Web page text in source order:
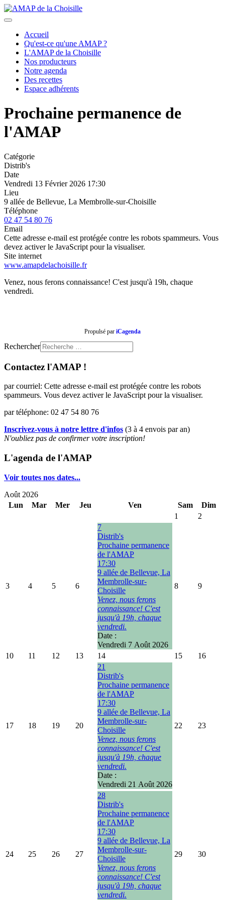
Accueil
Qu'est-ce qu'une AMAP ?
L'AMAP de la Choisille
Nos producteurs
Notre agenda
Des recettes
Espace adhérents
Prochaine permanence de
l'AMAP
Catégorie
Distrib's
Date
Vendredi 13 Février 2026 17:30
Lieu
9 allée de Bellevue, La Membrolle-sur-Choisille
Téléphone
02 47 54 80 76
Email
Cette adresse e-mail est protégée contre les robots spammeurs. Vous
devez activer le JavaScript pour la visualiser.
Site internet
www.amapdelachoisille.fr
Venez, nous ferons connaissance! C'est jusqu'à 19h, chaque
vendredi.
Propulsé par iCagenda
Rechercher
Contactez l'AMAP !
par courriel: Cette adresse e-mail est protégée contre les robots
spammeurs. Vous devez activer le JavaScript pour la visualiser.
par téléphone: 02 47 54 80 76
Inscrivez-vous à notre lettre d'infos (3 à 4 envois par an)
N'oubliez pas de confirmer votre inscription!
L'agenda de l'AMAP
Voir toutes nos dates...
précédent
suivant
Août 2026
Lun
Mar Mer Jeu Ven Sam
Dim
1
2
3 4 5 6
7
Distrib's
Prochaine permanence
de l'AMAP
17:30
9 allée de Bellevue, La
Membrolle-sur-
Choisille
Venez, nous ferons
connaissance! C'est
jusqu'à 19h, chaque
vendredi.
Date :
Vendredi 7 Août 2026
8 9
10 11 12 13 14 15 16
17 18 19 20
21
Distrib's
Prochaine permanence
de l'AMAP
17:30
9 allée de Bellevue, La
Membrolle-sur-
Choisille
Venez, nous ferons
connaissance! C'est
jusqu'à 19h, chaque
vendredi.
Date :
Vendredi 21 Août 2026
22 23
24 25 26 27
28
Distrib's
Prochaine permanence
de l'AMAP
17:30
9 allée de Bellevue, La
Membrolle-sur-
Choisille
Venez, nous ferons
connaissance! C'est
jusqu'à 19h, chaque
vendredi.
29 30